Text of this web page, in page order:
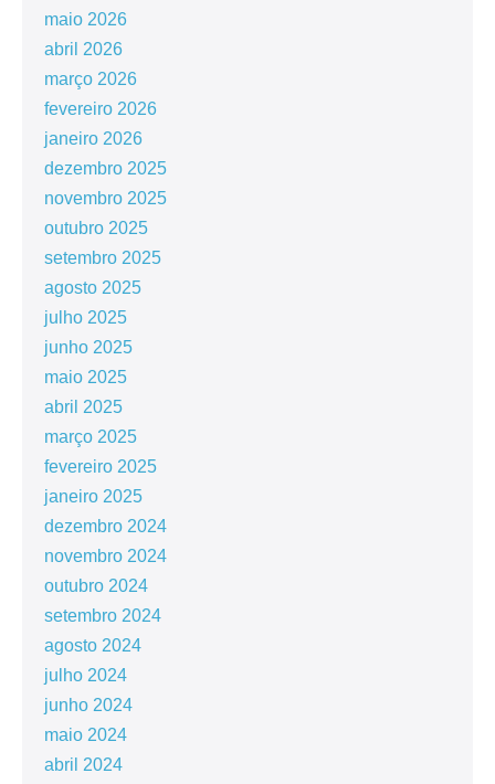
maio 2026
abril 2026
março 2026
fevereiro 2026
janeiro 2026
dezembro 2025
novembro 2025
outubro 2025
setembro 2025
agosto 2025
julho 2025
junho 2025
maio 2025
abril 2025
março 2025
fevereiro 2025
janeiro 2025
dezembro 2024
novembro 2024
outubro 2024
setembro 2024
agosto 2024
julho 2024
junho 2024
maio 2024
abril 2024